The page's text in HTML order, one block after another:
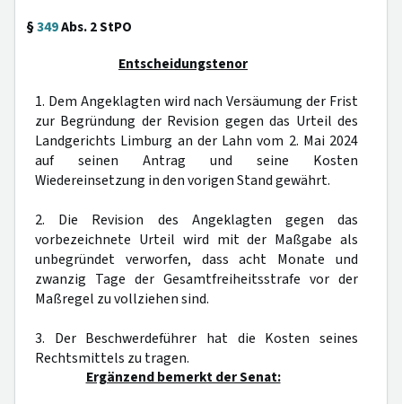
§349Abs. 2 StPO
Entscheidungstenor
1. Dem Angeklagten wird nach Versäumung der Frist
zur Begründung der Revision gegen das Urteil des
Landgerichts Limburg an der Lahn vom 2. Mai 2024
auf seinen Antrag und seine Kosten
Wiedereinsetzung in den vorigen Stand gewährt.
2. Die Revision des Angeklagten gegen das
vorbezeichnete Urteil wird mit der Maßgabe als
unbegründet verworfen, dass acht Monate und
zwanzig Tage der Gesamtfreiheitsstrafe vor der
Maßregel zu vollziehen sind.
3. Der Beschwerdeführer hat die Kosten seines
Rechtsmittels zu tragen.
Ergänzend bemerkt der Senat: